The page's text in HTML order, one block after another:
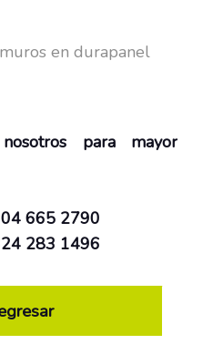
en durapanel
para mayor
665 2790
283 1496